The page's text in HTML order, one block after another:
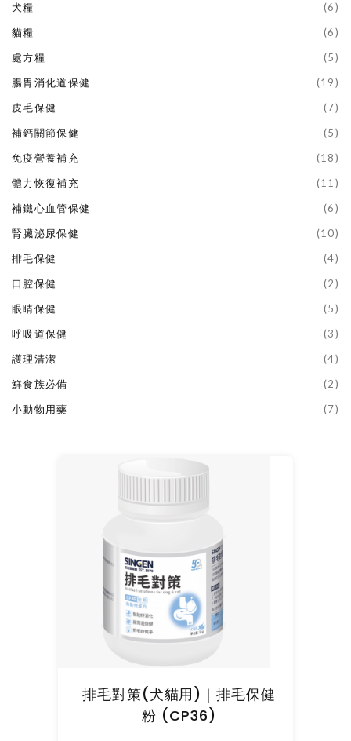
犬糧
(6)
貓糧
(6)
處方糧
(5)
腸胃消化道保健
(19)
皮毛保健
(7)
補鈣關節保健
(5)
免疫營養補充
(18)
體力恢復補充
(11)
補鐵心血管保健
(6)
腎臟泌尿保健
(10)
排毛保健
(4)
口腔保健
(2)
眼睛保健
(5)
呼吸道保健
(3)
護理清潔
(4)
鮮食族必備
(2)
小動物用藥
(7)
排毛對策(犬貓用)｜排毛保健
粉 (CP36)